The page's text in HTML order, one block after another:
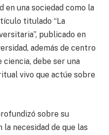
en una sociedad como la
titulado “La
publicado en
además de centro
debe ser una
vivo que actúe sobre
sobre su
necesidad de que las